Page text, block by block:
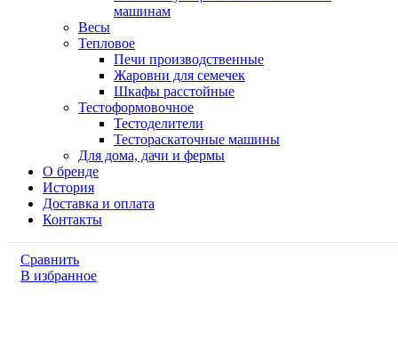
машинам
Весы
Тепловое
Печи производственные
Жаровни для семечек
Шкафы расстойные
Тестоформовочное
Тестоделители
Тестораскаточные машины
Для дома, дачи и фермы
О бренде
История
Доставка и оплата
Контакты
Сравнить
В избранное